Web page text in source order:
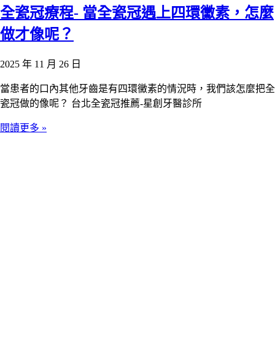
全瓷冠療程- 當全瓷冠遇上四環黴素，怎麼
做才像呢？
2025 年 11 月 26 日
當患者的口內其他牙齒是有四環黴素的情況時，我們該怎麼把全
瓷冠做的像呢？ 台北全瓷冠推薦-星創牙醫診所
閱讀更多 »